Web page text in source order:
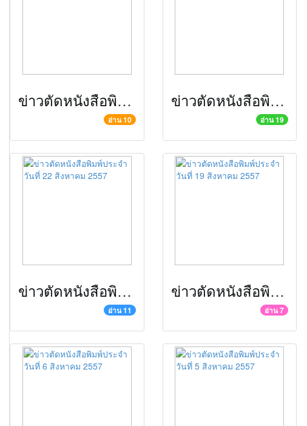
ข่าวตัดหนังสือพิมพ์ประจำวันที่ 4 กันยายน 2557
อ่าน 10
ข่าวตัดหนังสือพิมพ์ประจำวันที่ 3 กันยายน 2557
อ่าน 19
ข่าวตัดหนังสือพิมพ์ประจำวันที่ 22 สิงหาคม 2557
อ่าน 11
ข่าวตัดหนังสือพิมพ์ประจำวันที่ 19 สิงหาคม 2557
อ่าน 7